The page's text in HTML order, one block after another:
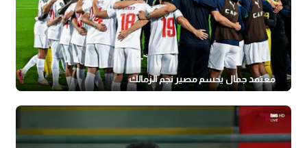
معتمد جمال يحسم مصير نجم الزمالك